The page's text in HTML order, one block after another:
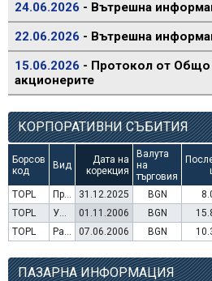
24.06.2026 - Вътрешна
22.06.2026 - Вътрешна
15.06.2026 - Протокол от Общо
акционерите
КОРПОРАТИВНИ СЪБИТИЯ
Борсов
код
Вид
Дата на
корекция
Валута
на
търговия
TOPL Преминаване към търговия в Евро 31.12.2025 BGN
TOPL
Увеличение на капитал (права) 01.11.2006 BGN
TOPL
Раздаване на дивидент 07.06.2006 BGN
ПАЗАРНА ИНФОРМАЦИЯ